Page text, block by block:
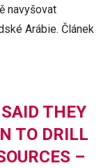
navyšovat
Arábie. Článek
THEY
TO DRILL
–